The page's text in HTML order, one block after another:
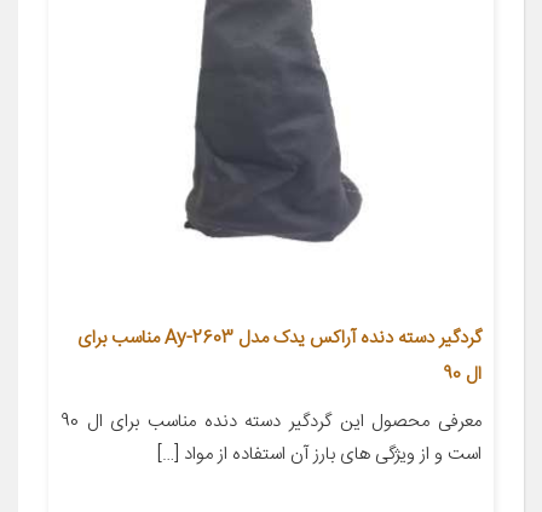
گردگیر دسته دنده آراکس یدک مدل Ay-2603 مناسب برای
ال 90
معرفی محصول این گردگیر دسته دنده مناسب برای ال 90
است و از ویژگی های بارز آن استفاده از مواد […]